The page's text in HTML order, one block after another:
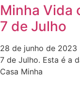
Minha Vida
7 de Julho
28 de junho de 2023
7 de Julho. Esta é a
Casa Minha